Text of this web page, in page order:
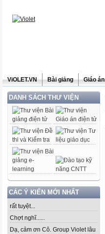
ViOLET.VN Bài giảng Giáo án
DANH SÁCH THƯ VIỆN
CÁC Ý KIẾN MỚI NHẤT
rất tuyệt...
Chợt nghĩ......
Dạ, cảm ơn Cô. Group Violet lâu